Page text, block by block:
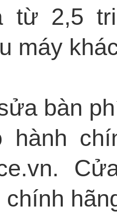
từ 2,5
máy
bàn
hành
chính